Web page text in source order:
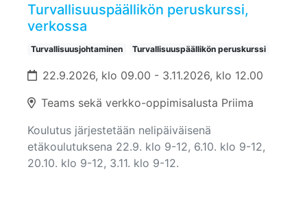
Turvallisuuspäällikön peruskurssi,
verkossa
Turvallisuusjohtaminen Turvallisuuspäällikön peruskurssi
22.9.2026, klo 09.00 - 3.11.2026, klo 12.00
Teams sekä verkko-oppimisalusta Priima
Koulutus järjestetään nelipäiväisenä
etäkoulutuksena 22.9. klo 9-12, 6.10. klo 9-12,
20.10. klo 9-12, 3.11. klo 9-12.